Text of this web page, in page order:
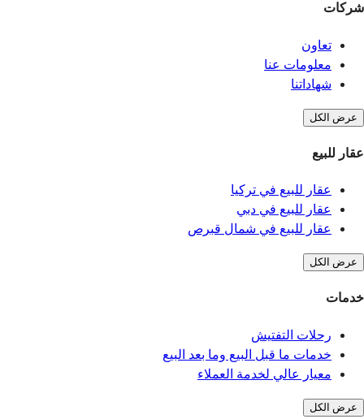
شركات
تعاون
معلومات عنا
شهاداتنا
عرض الكل
عقار للبيع
عقار للبيع في تركيا
عقار للبيع في دبي
عقار للبيع في شمال قبرص
عرض الكل
خدمات
رحلات التفتيش
خدمات ما قبل البيع وما بعد البيع
معيار عالي لخدمة العملاء
عرض الكل